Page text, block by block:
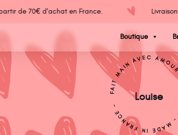
70€ d'achat en France. Livraison
Boutique
Louise
FAIT MAIN AVEC AMOUR POUR VOUS